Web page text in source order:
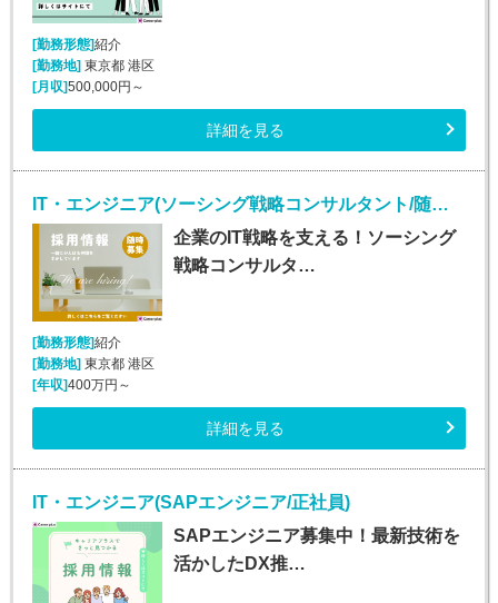
[勤務形態]紹介
[勤務地] 東京都 港区
[月収]500,000円～
詳細を見る
IT・エンジニア(ソーシング戦略コンサルタント/随時入社/正社員)
企業のIT戦略を支える！ソーシング
戦略コンサルタ…
[勤務形態]紹介
[勤務地]東京都 港区
[年収]400万円～
詳細を見る
IT・エンジニア(SAPエンジニア/正社員)
SAPエンジニア募集中！最新技術を
活かしたDX推…